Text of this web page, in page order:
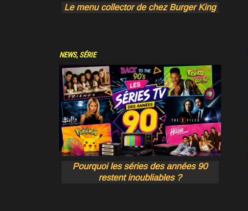
Le menu collector de chez Burger King
NEWS,SÉRIE
Pourquoi les séries des années 90
restent inoubliables ?